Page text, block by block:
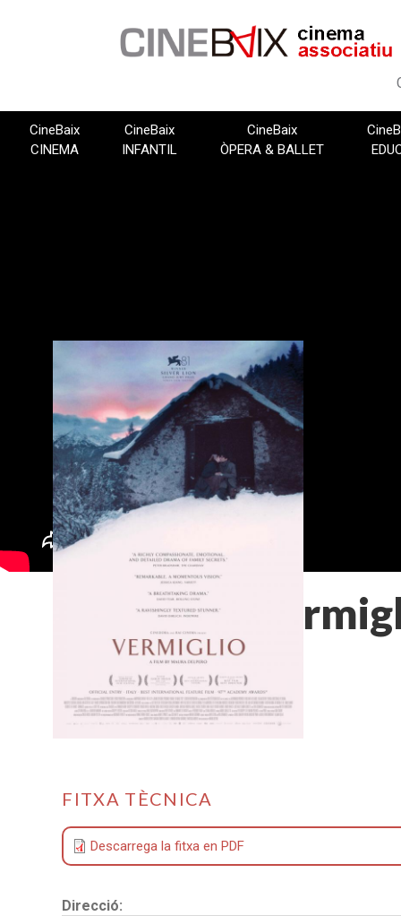
CineBaix
CINEMA
CineBaix
INFANTIL
CineBaix
ÒPERA & BALLET
FITXA TÈCNICA
Descarrega la fitxa en PDF
Direcció: